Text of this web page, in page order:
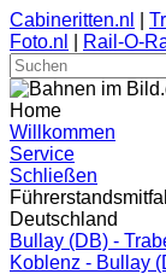
Cabineritten.nl
Foto.nl
Rail-O-
Home
Willkommen
Service
Schließen
Deutschland
Bullay (DB) -
Koblenz - Bullay